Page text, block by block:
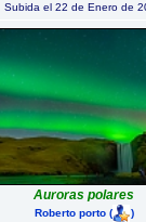
Subida el 22 de Enero de
Auroras polares
Roberto porto( )